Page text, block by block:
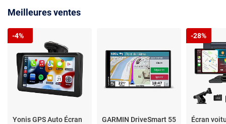
Meilleures ventes
Yonis GPS Auto Écran
-4%
GARMIN DriveSmart 55
Écran
-28%